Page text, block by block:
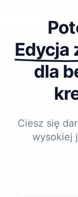
Edycja
dla
Ciesz się
wysokiej